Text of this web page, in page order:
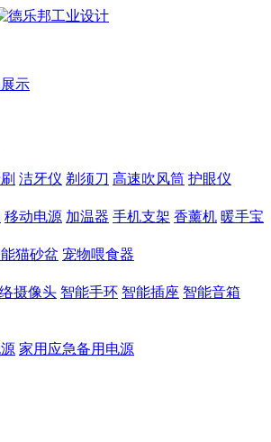
示
洁牙仪 剃须刀 高速吹风筒 护眼仪
移动电源 加温器 手机支架 香薰机 暖手宝
猫砂盆 宠物喂食器
摄像头 智能手环 智能插座 智能音箱
家用应急备用电源